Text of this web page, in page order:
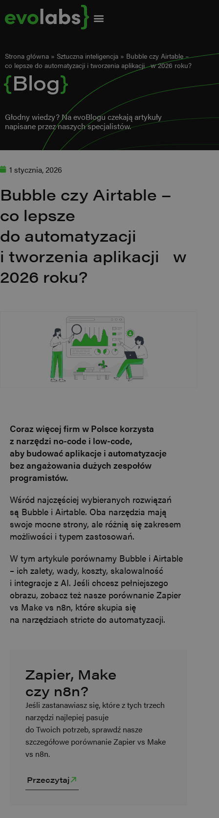
Strona główna » Sztuczna inteligencja » Bubble czy Airtable –
co lepsze do automatyzacji i tworzenia aplikacji w 2026 roku?
{Blog}
Głodny wiedzy? Na evoBlogu czekają artykuły
napisane przez naszych specjalistów.
1 stycznia, 2026
Bubble czy Airtable –
co lepsze
do automatyzacji
i tworzenia aplikacji w
2026 roku?
Coraz więcej firm w Polsce korzysta
z narzędzi no-code i low-code,
aby budować aplikacje i automatyzacje
bez angażowania dużych zespołów
programistów.
Wśród najczęściej wybieranych rozwiązań
są Bubble i Airtable. Oba narzędzia mają
swoje mocne strony, ale różnią się zakresem
możliwości i typem zastosowań.
W tym artykule porównamy Bubble i Airtable
– ich zalety, wady, koszty, skalowalność
i integracje z AI. Jeśli chcesz pełniejszego
obrazu, zobacz też nasze porównanie Zapier
vs Make vs n8n, które skupia się
na narzędziach stricte do automatyzacji.
Zapier, Make
czy n8n?
Jeśli zastanawiasz się, które z tych trzech
narzędzi najlepiej pasuje
do Twoich potrzeb, sprawdź nasze
szczegółowe porównanie Zapier vs Make
vs n8n.
Przeczytaj